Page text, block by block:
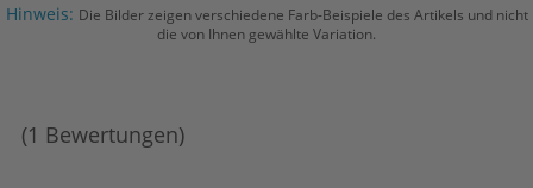
Hinweis: Die Bilder zeigen verschiedene Farb-Beispiele des Artikels und nicht
die von Ihnen gewählte Variation.
(1 Bewertungen)